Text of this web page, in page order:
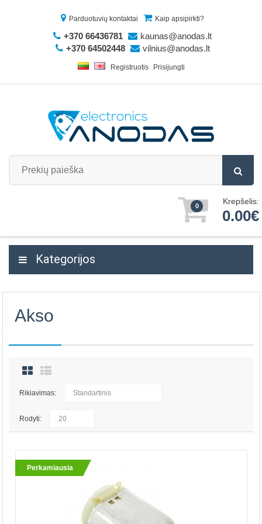
Parduotuvių kontaktai Kaip apsipirkti?
+370 66436781
kaunas@anodas.lt
+370 64502448
vilnius@anodas.lt
Registruotis Prisijungti
0 Krepšelis:
0.00€
Kategorijos
Akso
Rikiavimas:
Rodyti:
Perkamiausia